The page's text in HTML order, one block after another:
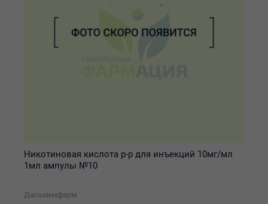
Никотиновая кислота р-р для инъекций 10мг/мл
1мл ампулы №10
Дальхимфарм